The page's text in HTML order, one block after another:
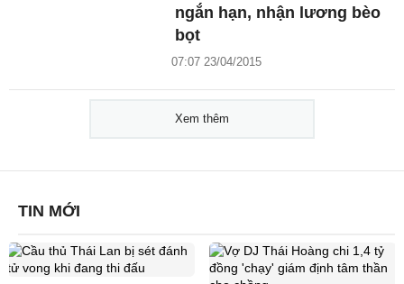
ngắn hạn, nhận lương bèo
bọt
07:07 23/04/2015
Xem thêm
TIN MỚI